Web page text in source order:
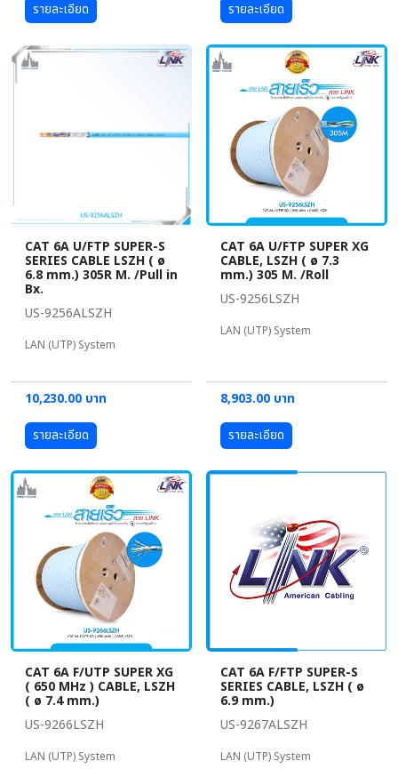
รายละเอียด
รายละเอียด
CAT 6A U/FTP SUPER-S
SERIES CABLE LSZH ( ø
6.8 mm.) 305R M. /Pull in
Bx.
US-9256ALSZH
LAN (UTP) System
10,230.00 บาท
รายละเอียด
CAT 6A U/FTP SUPER XG
CABLE, LSZH ( ø 7.3
mm.) 305 M. /Roll
US-9256LSZH
LAN (UTP) System
8,903.00 บาท
รายละเอียด
CAT 6A F/UTP SUPER XG
( 650 MHz ) CABLE, LSZH
( ø 7.4 mm.)
US-9266LSZH
LAN (UTP) System
CAT 6A F/FTP SUPER-S
SERIES CABLE, LSZH ( ø
6.9 mm.)
US-9267ALSZH
LAN (UTP) System